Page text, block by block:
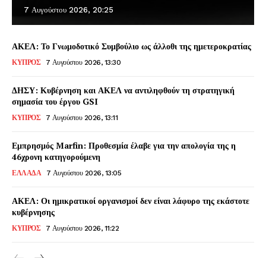
7 Αυγούστου 2026, 20:25
ΑΚΕΛ: Το Γνωμοδοτικό Συμβούλιο ως άλλοθι της ημετεροκρατίας
ΚΥΠΡΟΣ 7 Αυγούστου 2026, 13:30
ΔΗΣΥ: Κυβέρνηση και ΑΚΕΛ να αντιληφθούν τη στρατηγική
σημασία του έργου GSI
ΚΥΠΡΟΣ 7 Αυγούστου 2026, 13:11
Εμπρησμός Marfin: Προθεσμία έλαβε για την απολογία της η
46χρονη κατηγορούμενη
ΕΛΛΑΔΑ 7 Αυγούστου 2026, 13:05
ΑΚΕΛ: Οι ημικρατικοί οργανισμοί δεν είναι λάφυρο της εκάστοτε
κυβέρνησης
ΚΥΠΡΟΣ 7 Αυγούστου 2026, 11:22